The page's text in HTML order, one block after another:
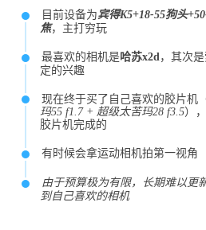
目前设备为宾得K5+18-55狗头
焦，主打穷玩
最喜欢的相机是哈苏x2d ，其次
定的兴趣
现在终于买了自己喜欢的胶片机
玛55 f1.7 + 超级太苦玛28 f3.5）
胶片机完成的
有时候会拿运动相机拍第一视角
由于预算极为有限，长期难以更
到自己喜欢的相机